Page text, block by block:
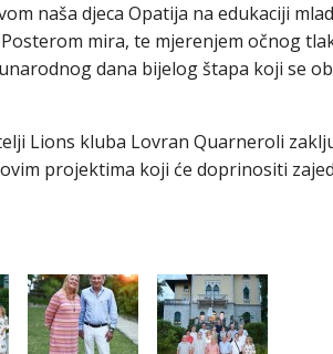
naša djeca Opatija na edukaciji
mira, te mjerenjem očnog
dana bijelog štapa koji se
Lions kluba Lovran Quarneroli
projektima koji će doprinositi